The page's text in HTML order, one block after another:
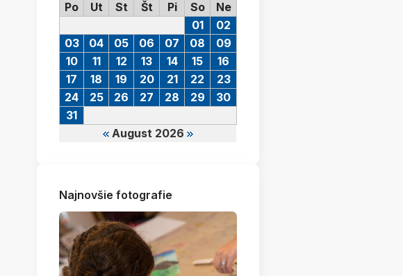
Po
Ut St Št Pi So Ne
August 2026
01
02
03
04 05 06 07 08
09
10
11 12 13 14 15
16
17
18 19 20 21 22
23
24
25 26 27 28 29
30
31
Najnovšie fotografie